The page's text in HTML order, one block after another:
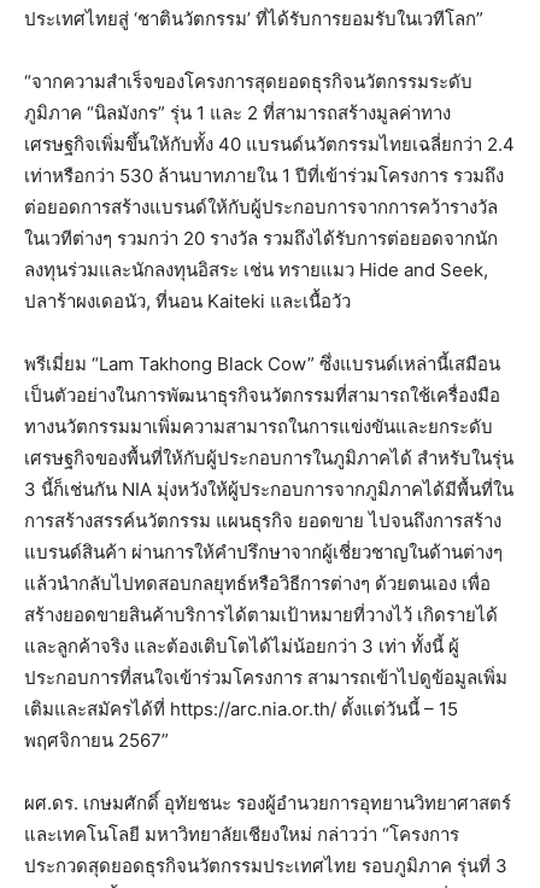
ประเทศไทยสู่ ‘ชาตินวัตกรรม’ ที่ได้รับการยอมรับในเวทีโลก”
“จากความสำเร็จของโครงการสุดยอดธุรกิจนวัตกรรมระดับ
ภูมิภาค “นิลมังกร” รุ่น 1 และ 2 ที่สามารถสร้างมูลค่าทาง
เศรษฐกิจเพิ่มขึ้นให้กับทั้ง 40 แบรนด์นวัตกรรมไทยเฉลี่ยกว่า 2.4
เท่าหรือกว่า 530 ล้านบาทภายใน 1 ปีที่เข้าร่วมโครงการ รวมถึง
ต่อยอดการสร้างแบรนด์ให้กับผู้ประกอบการจากการคว้ารางวัล
ในเวทีต่างๆ รวมกว่า 20 รางวัล รวมถึงได้รับการต่อยอดจากนัก
ลงทุนร่วมและนักลงทุนอิสระ เช่น ทรายแมว Hide and Seek,
ปลาร้าผงเดอนัว, ที่นอน Kaiteki และเนื้อวัว
พรีเมี่ยม “Lam Takhong Black Cow” ซึ่งแบรนด์เหล่านี้เสมือน
เป็นตัวอย่างในการพัฒนาธุรกิจนวัตกรรมที่สามารถใช้เครื่องมือ
ทางนวัตกรรมมาเพิ่มความสามารถในการแข่งขันและยกระดับ
เศรษฐกิจของพื้นที่ให้กับผู้ประกอบการในภูมิภาคได้ สำหรับในรุ่น
3 นี้ก็เช่นกัน NIA มุ่งหวังให้ผู้ประกอบการจากภูมิภาคได้มีพื้นที่ใน
การสร้างสรรค์นวัตกรรม แผนธุรกิจ ยอดขาย ไปจนถึงการสร้าง
แบรนด์สินค้า ผ่านการให้คำปรึกษาจากผู้เชี่ยวชาญในด้านต่างๆ
แล้วนำกลับไปทดสอบกลยุทธ์หรือวิธีการต่างๆ ด้วยตนเอง เพื่อ
สร้างยอดขายสินค้าบริการได้ตามเป้าหมายที่วางไว้ เกิดรายได้
และลูกค้าจริง และต้องเติบโตได้ไม่น้อยกว่า 3 เท่า ทั้งนี้ ผู้
ประกอบการที่สนใจเข้าร่วมโครงการ สามารถเข้าไปดูข้อมูลเพิ่ม
เติมและสมัครได้ที่ https://arc.nia.or.th/ ตั้งแต่วันนี้ – 15
พฤศจิกายน 2567”
ผศ.ดร. เกษมศักดิ์ อุทัยชนะ รองผู้อำนวยการอุทยานวิทยาศาสตร์
และเทคโนโลยี มหาวิทยาลัยเชียงใหม่ กล่าวว่า “โครงการ
ประกวดสุดยอดธุรกิจนวัตกรรมประเทศไทย รอบภูมิภาค รุ่นที่ 3